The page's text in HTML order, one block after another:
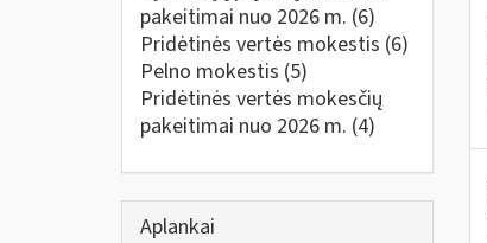
pakeitimai nuo 2026 m. (6)
Pridėtinės vertės mokestis (6)
Pelno mokestis (5)
Pridėtinės vertės mokesčių
pakeitimai nuo 2026 m. (4)
Aplankai